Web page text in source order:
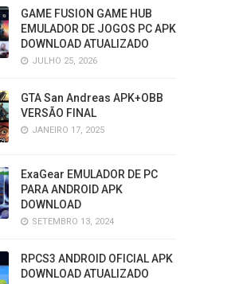
GAME FUSION GAME HUB
EMULADOR DE JOGOS PC APK
DOWNLOAD ATUALIZADO
JULHO 25, 2026
GTA San Andreas APK+OBB
VERSÃO FINAL
JANEIRO 17, 2025
ExaGear EMULADOR DE PC
PARA ANDROID APK
DOWNLOAD
SETEMBRO 13, 2024
RPCS3 ANDROID OFICIAL APK
DOWNLOAD ATUALIZADO